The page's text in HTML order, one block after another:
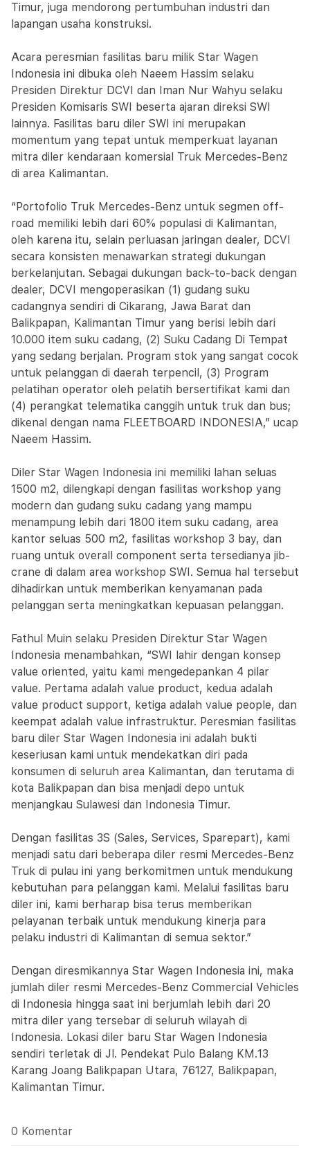
Timur, juga mendorong pertumbuhan industri dan
lapangan usaha konstruksi.
Acara peresmian fasilitas baru milik Star Wagen
Indonesia ini dibuka oleh Naeem Hassim selaku
Presiden Direktur DCVI dan Iman Nur Wahyu selaku
Presiden Komisaris SWI beserta ajaran direksi SWI
lainnya. Fasilitas baru diler SWI ini merupakan
momentum yang tepat untuk memperkuat layanan
mitra diler kendaraan komersial Truk Mercedes-Benz
di area Kalimantan.
“Portofolio Truk Mercedes-Benz untuk segmen off-
road memiliki lebih dari 60% populasi di Kalimantan,
oleh karena itu, selain perluasan jaringan dealer, DCVI
secara konsisten menawarkan strategi dukungan
berkelanjutan. Sebagai dukungan back-to-back dengan
dealer, DCVI mengoperasikan (1) gudang suku
cadangnya sendiri di Cikarang, Jawa Barat dan
Balikpapan, Kalimantan Timur yang berisi lebih dari
10.000 item suku cadang, (2) Suku Cadang Di Tempat
yang sedang berjalan. Program stok yang sangat cocok
untuk pelanggan di daerah terpencil, (3) Program
pelatihan operator oleh pelatih bersertifikat kami dan
(4) perangkat telematika canggih untuk truk dan bus;
dikenal dengan nama FLEETBOARD INDONESIA,” ucap
Naeem Hassim.
Diler Star Wagen Indonesia ini memiliki lahan seluas
1500 m2, dilengkapi dengan fasilitas workshop yang
modern dan gudang suku cadang yang mampu
menampung lebih dari 1800 item suku cadang, area
kantor seluas 500 m2, fasilitas workshop 3 bay, dan
ruang untuk overall component serta tersedianya jib-
crane di dalam area workshop SWI. Semua hal tersebut
dihadirkan untuk memberikan kenyamanan pada
pelanggan serta meningkatkan kepuasan pelanggan.
Fathul Muin selaku Presiden Direktur Star Wagen
Indonesia menambahkan, “SWI lahir dengan konsep
value oriented, yaitu kami mengedepankan 4 pilar
value. Pertama adalah value product, kedua adalah
value product support, ketiga adalah value people, dan
keempat adalah value infrastruktur. Peresmian fasilitas
baru diler Star Wagen Indonesia ini adalah bukti
keseriusan kami untuk mendekatkan diri pada
konsumen di seluruh area Kalimantan, dan terutama di
kota Balikpapan dan bisa menjadi depo untuk
menjangkau Sulawesi dan Indonesia Timur.
Dengan fasilitas 3S (Sales, Services, Sparepart), kami
menjadi satu dari beberapa diler resmi Mercedes-Benz
Truk di pulau ini yang berkomitmen untuk mendukung
kebutuhan para pelanggan kami. Melalui fasilitas baru
diler ini, kami berharap bisa terus memberikan
pelayanan terbaik untuk mendukung kinerja para
pelaku industri di Kalimantan di semua sektor.”
Dengan diresmikannya Star Wagen Indonesia ini, maka
jumlah diler resmi Mercedes-Benz Commercial Vehicles
di Indonesia hingga saat ini berjumlah lebih dari 20
mitra diler yang tersebar di seluruh wilayah di
Indonesia. Lokasi diler baru Star Wagen Indonesia
sendiri terletak di Jl. Pendekat Pulo Balang KM.13
Karang Joang Balikpapan Utara, 76127, Balikpapan,
Kalimantan Timur.
0 Komentar